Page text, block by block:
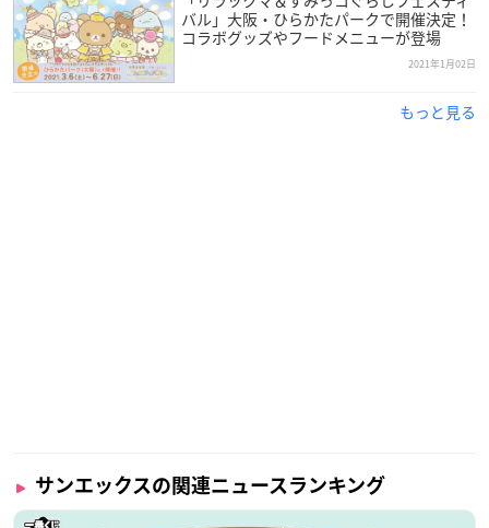
バル」大阪・ひらかたパークで開催決定！
コラボグッズやフードメニューが登場
2021年1月02日
もっと見る
サンエックスの関連ニュースランキング